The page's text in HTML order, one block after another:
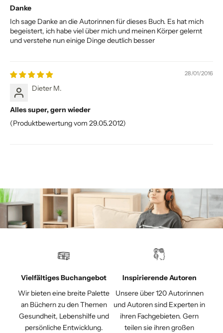
Danke
Ich sage Danke an die Autorinnen für dieses Buch. Es hat mich
begeistert, ich habe viel über mich und meinen Körper gelernt
und verstehe nun einige Dinge deutlich besser
28/01/2016
Dieter M.
Alles super, gern wieder
(Produktbewertung vom 29.05.2012)
Vielfältiges Buchangebot
Wir bieten eine breite Palette
an Büchern zu den Themen
Gesundheit, Lebenshilfe und
persönliche Entwicklung.
Inspirierende Autoren
Unsere über 120 Autorinnen
und Autoren sind Experten in
ihren Fachgebieten. Gern
teilen sie ihren großen